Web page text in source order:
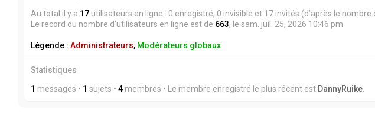
Au total il y a 17 utilisateurs en ligne : 0 enregistré, 0 invisible et 17 invités (d’après le
Le record du nombre d’utilisateurs en ligne est de 663, le sam. juil. 25, 2026 10:46 pm
Légende : Administrateurs, Modérateurs globaux
Statistiques
1 messages • 1 sujets • 4 membres • Le membre enregistré le plus récent est DannyRuike